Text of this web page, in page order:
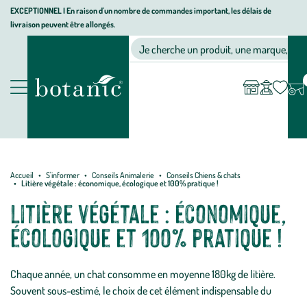
Aller
Aller
au
Aller
au
page
EXCEPTIONNEL I En raison d'un nombre de commandes important, les délais de
livraison peuvent être allongés.
Nos
animalerie,
décoration,
botanic®
Je cherche un produit, une marque, un
compte
Accueil S'informer Conseils Animalerie
Conseils Chiens & chats
Litière végétale : économique, écologique et 100% pratique !
Litière végétale : économique,
écologique et 100% pratique !
Chaque année, un chat consomme en moyenne 180kg de litière.
Souvent sous-estimé, le choix de cet élément indispensable du